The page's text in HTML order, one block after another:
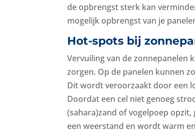
de opbrengst sterk kan
mogelijk opbrengst van je
Hot-spots bij
Vervuiling van de zonnepanelen
zorgen. Op de panelen kunnen
Dit wordt veroorzaakt door een
Doordat een cel niet genoeg
(sahara)zand of vogelpoep opzit,
een weerstand en wordt warm